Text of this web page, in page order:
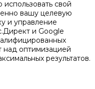
свой
вашу целевую
и управление
и Google
над оптимизацией
результатов.